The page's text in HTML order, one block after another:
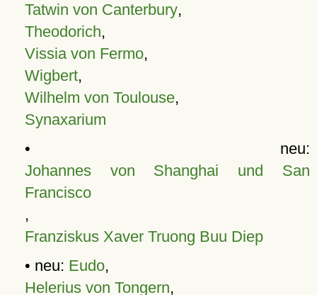
Tatwin von Canterbury,
Theodorich,
Vissia von Fermo,
Wigbert,
Wilhelm von Toulouse,
Synaxarium
• neu:
Johannes von Shanghai und San
Francisco
,
Franziskus Xaver Truong Buu Diep
• neu: Eudo,
Helerius von Tongern,